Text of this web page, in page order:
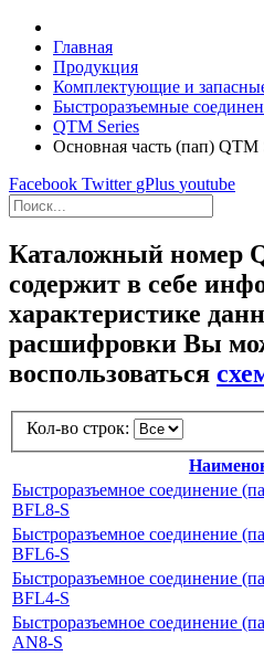
Главная
Продукция
Комплектующие и
Быстроразъемные
QTM Series
Основная часть (пап) QTM
Facebook Twitter gPlus youtube
Каталожный номер
содержит в себе
характеристике
расшифровки Вы
воспользоваться
Кол-во строк:
Быстроразъемное соединение
BFL8-S
Быстроразъемное соединение
BFL6-S
Быстроразъемное соединение
BFL4-S
Быстроразъемное соединение
AN8-S